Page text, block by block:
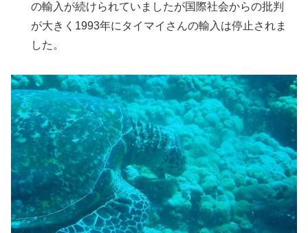
の輸入が続けられていましたが国際社会からの批判
が大きく1993年にタイマイさんの輸入は停止されま
した。